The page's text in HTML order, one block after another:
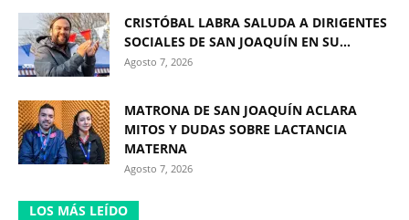
CRISTÓBAL LABRA SALUDA A DIRIGENTES
SOCIALES DE SAN JOAQUÍN EN SU...
Agosto 7, 2026
MATRONA DE SAN JOAQUÍN ACLARA
MITOS Y DUDAS SOBRE LACTANCIA
MATERNA
Agosto 7, 2026
LOS MÁS LEÍDO